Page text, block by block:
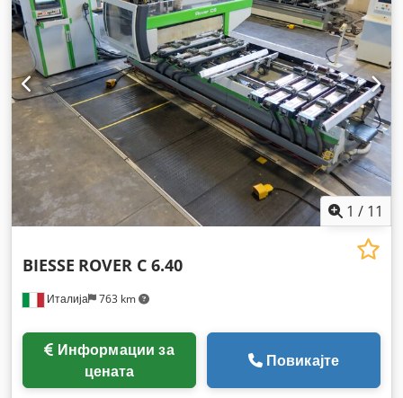
1 / 11
Италија 763 km
BIESSE ROVER C 6.40
цената
Повикајте